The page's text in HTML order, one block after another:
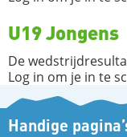
U19 Jongens
De
Log in om je in te
Handige